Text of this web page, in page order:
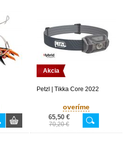
Akcia
Petzl | Tikka Core 2022
overíme
65,50 €
70,20 €